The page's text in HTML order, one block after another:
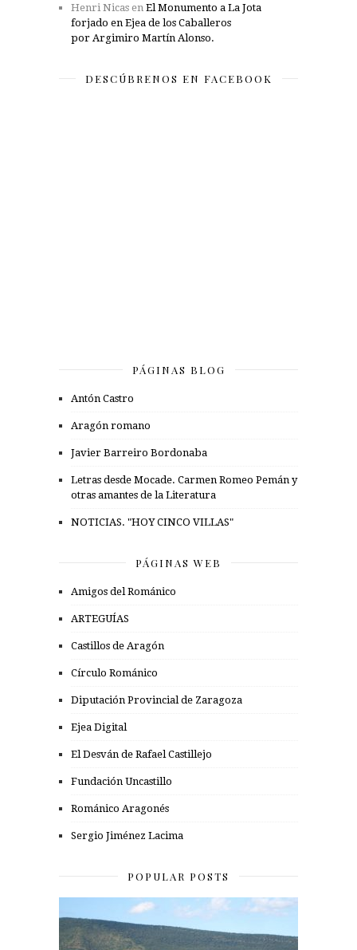
Henri Nicas en El Monumento a La Jota
forjado en Ejea de los Caballeros
por Argimiro Martín Alonso.
DESCÚBRENOS EN FACEBOOK
PÁGINAS BLOG
Antón Castro
Aragón romano
Javier Barreiro Bordonaba
Letras desde Mocade. Carmen Romeo Pemán y
otras amantes de la Literatura
NOTICIAS. "HOY CINCO VILLAS"
PÁGINAS WEB
Amigos del Románico
ARTEGUÍAS
Castillos de Aragón
Círculo Románico
Diputación Provincial de Zaragoza
Ejea Digital
El Desván de Rafael Castillejo
Fundación Uncastillo
Románico Aragonés
Sergio Jiménez Lacima
POPULAR POSTS